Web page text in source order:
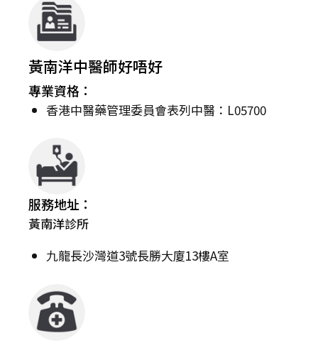
黃南洋中醫師好唔好
專業資格：
香港中醫藥管理委員會表列中醫：L05700
服務地址：
黃南洋診所
九龍長沙灣道3號長勝大廈13樓A室